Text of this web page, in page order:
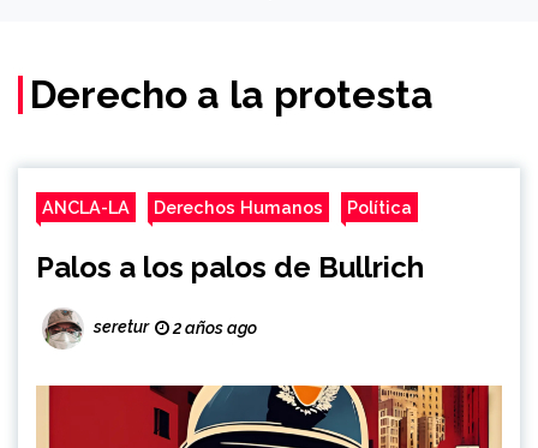
Derecho a la protesta
ANCLA-LA Derechos Humanos Política
Palos a los palos de Bullrich
seretur 2 años ago